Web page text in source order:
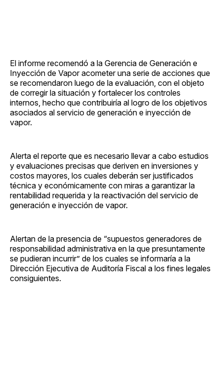
El informe recomendó a la Gerencia de Generación e
Inyección de Vapor acometer una serie de acciones que
se recomendaron luego de la evaluación, con el objeto
de corregir la situación y fortalecer los controles
internos, hecho que contribuiría al logro de los objetivos
asociados al servicio de generación e inyección de
vapor.
Alerta el reporte que es necesario llevar a cabo estudios
y evaluaciones precisas que deriven en inversiones y
costos mayores, los cuales deberán ser justificados
técnica y económicamente con miras a garantizar la
rentabilidad requerida y la reactivación del servicio de
generación e inyección de vapor.
Alertan de la presencia de “supuestos generadores de
responsabilidad administrativa en la que presuntamente
se pudieran incurrir” de los cuales se informaría a la
Dirección Ejecutiva de Auditoría Fiscal a los fines legales
consiguientes.